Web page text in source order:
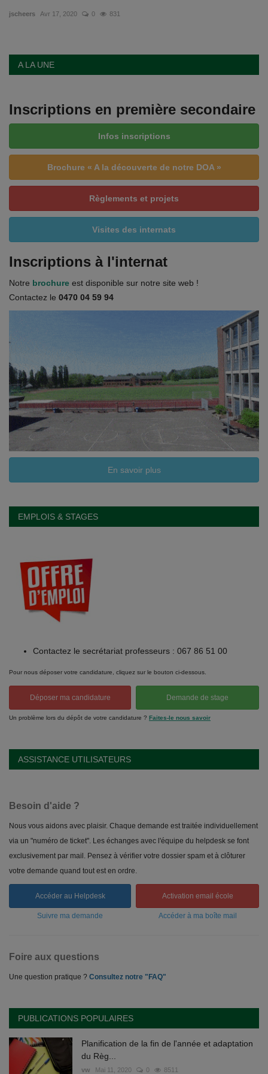
Notre offre d'enseignement (2026)
Association des Parents
Offre d'enseignement & inscriptions
Ancien-ne-s du CES Saint-Vincent
Activation email
Internats
Documents
Services
jscheers Avr 17, 2020 0 831
A LA UNE
Inscriptions en première secondaire
Infos inscriptions
Brochure « A la découverte de notre DOA »
Règlements et projets
Visites des internats
Inscriptions à l'internat
Notre brochure est disponible sur notre site web !
Contactez le 0470 04 59 94
En savoir plus
EMPLOIS & STAGES
Contactez le secrétariat professeurs : 067 86 51 00
Pour nous déposer votre candidature, cliquez sur le bouton ci-dessous.
Déposer ma candidature Demande de stage
Un problème lors du dépôt de votre candidature ? Faites-le nous savoir
ASSISTANCE UTILISATEURS
Besoin d'aide ?
Nous vous aidons avec plaisir. Chaque demande est traitée individuellement
via un "numéro de ticket". Les échanges avec l'équipe du helpdesk se font
exclusivement par mail. Pensez à vérifier votre dossier spam et à clôturer
votre demande quand tout est en ordre.
Accéder au Helpdesk Activation email école
Suivre ma demande Accéder à ma boîte mail
Foire aux questions
Une question pratique ? Consultez notre "FAQ"
PUBLICATIONS POPULAIRES
Planification de la fin de l'année et adaptation
du Règ...
vw Mai 11, 2020 0 8511